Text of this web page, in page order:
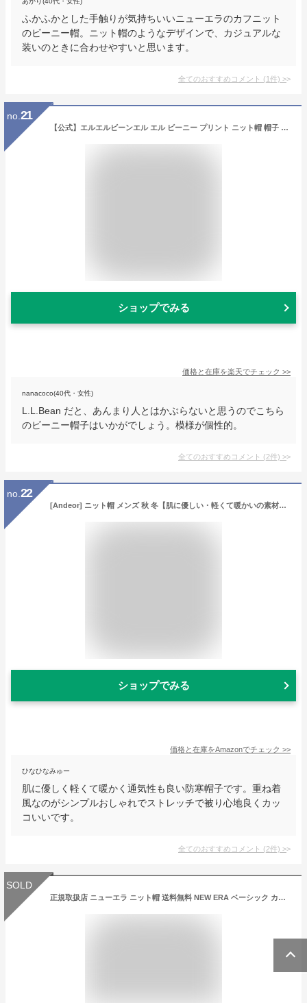
ふかふかとした手触りが気持ちいいニューエラのカフニット
のビーニー帽。ニット帽のようなデザインで、カジュアルな
装いのときに合わせやすいと思います。
全てのおすすめコメント (1件) >
no. 21
【公式】エルエルビーンエル エル ビーニー プリント ニット帽 帽子 ビーニー帽 ワッチ ウォッチ メンズ ウィメンズ レディース ユニセックス 男女兼用 アウトドア ブランド フリーサイズ 暖かい 浅め L.L.Bean LLBean llビーン llbeen
ショップでみる
価格と在庫を楽天でチェック >>
nanacoco(40代・女性)
L.L.Bean だと、あんまり人とはかぶらないと思うのでこちら
のビーニー帽子はいかがでしょう。模様が個性的。
全てのおすすめコメント (2件) >
no. 22
[Andeor] ニット帽 メンズ 秋 冬【肌に優しい・軽くて暖かいの素材・締め付け感ゼロ】防寒帽子 ニット帽子 ニットキャップ 被り心地良い 無地 シンプル ストレッチ性 通気 ふんわり 男女兼用
ショップでみる
価格と在庫をAmazonでチェック >>
ひなひなみゅー
肌に優しく軽くて暖かく通気性も良い防寒帽子です。重ね着
風なのがシンプルおしゃれでストレッチで被り心地良くカッ
コいいです。
全てのおすすめコメント (2件) >
SOLD
正規取扱店 ニューエラ ニット帽 送料無料 NEW ERA ベーシック カフニット メタルフラッグロゴ ニットキャップ ビーニー 帽子 カジュアル ストリート メンズ レディース プレゼント ブラック ワンサイズ 13328093 13328092